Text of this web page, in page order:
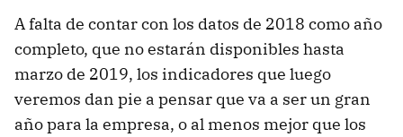
A falta de contar con los datos de 2018 como año
completo, que no estarán disponibles hasta
marzo de 2019, los indicadores que luego
veremos dan pie a pensar que va a ser un gran
año para la empresa, o al menos mejor que los